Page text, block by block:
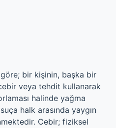
göre; bir kişinin, başka bir
veya tehdit kullanarak
halinde yağma
halk arasında yaygın
Cebir; fiziksel